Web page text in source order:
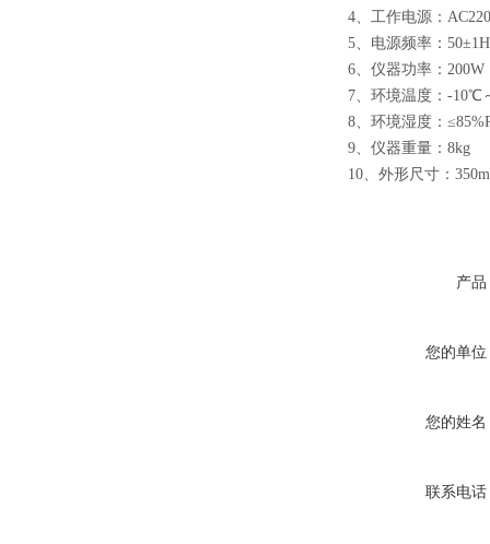
4、工作电源：
5、电源频率：
6、仪器功率：200W
7、环境温度：-10℃
8、环境湿度：
9、仪器重量：8kg
10、外形尺寸：
产品
您的单位
您的姓名
联系电话